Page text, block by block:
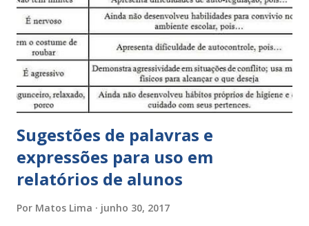
Sugestões de palavras e
expressões para uso em
relatórios de alunos
Por Matos Lima junho 30, 2017